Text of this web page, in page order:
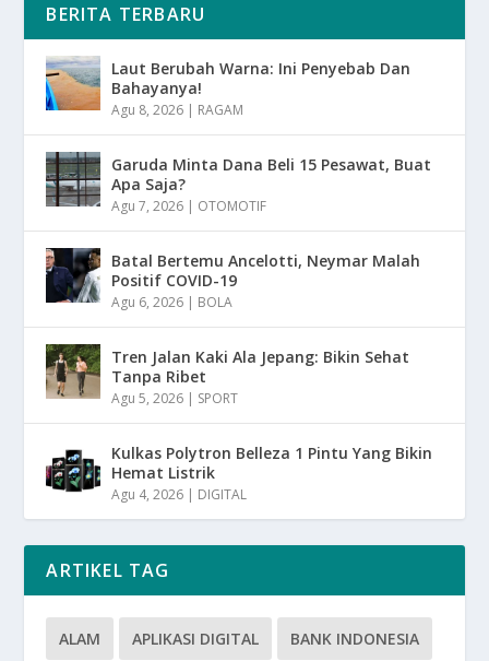
BERITA TERBARU
Laut Berubah Warna: Ini Penyebab Dan
Bahayanya!
Agu 8, 2026 | RAGAM
Garuda Minta Dana Beli 15 Pesawat, Buat
Apa Saja?
Agu 7, 2026 | OTOMOTIF
Batal Bertemu Ancelotti, Neymar Malah
Positif COVID-19
Agu 6, 2026 | BOLA
Tren Jalan Kaki Ala Jepang: Bikin Sehat
Tanpa Ribet
Agu 5, 2026 | SPORT
Kulkas Polytron Belleza 1 Pintu Yang Bikin
Hemat Listrik
Agu 4, 2026 | DIGITAL
ARTIKEL TAG
ALAM APLIKASI DIGITAL BANK INDONESIA